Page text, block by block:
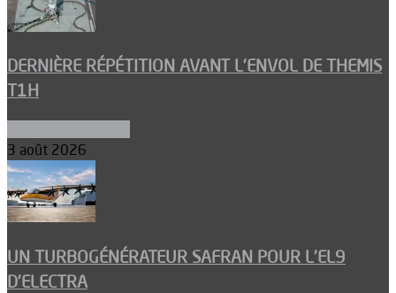
DERNIÈRE RÉPÉTITION AVANT L’ENVOL DE THEMIS
T1H
3 août 2026
UN TURBOGÉNÉRATEUR SAFRAN POUR L’EL9
D’ELECTRA